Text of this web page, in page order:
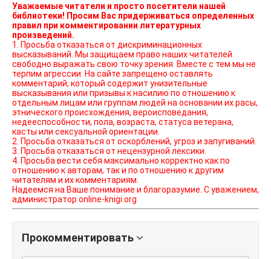
Уважаемые читатели и просто посетители нашей
библиотеки! Просим Вас придерживаться определенных
правил при комментировании литературных
произведений.
1. Просьба отказаться от дискриминационных
высказываний. Мы защищаем право наших читателей
свободно выражать свою точку зрения. Вместе с тем мы не
терпим агрессии. На сайте запрещено оставлять
комментарий, который содержит унизительные
высказывания или призывы к насилию по отношению к
отдельным лицам или группам людей на основании их расы,
этнического происхождения, вероисповедания,
недееспособности, пола, возраста, статуса ветерана,
касты или сексуальной ориентации.
2. Просьба отказаться от оскорблений, угроз и запугиваний.
3. Просьба отказаться от нецензурной лексики.
4. Просьба вести себя максимально корректно как по
отношению к авторам, так и по отношению к другим
читателям и их комментариям.
Надеемся на Ваше понимание и благоразумие. С уважением,
администратор online-knigi.org
Прокомментировать